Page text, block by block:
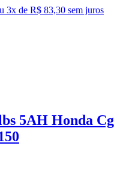
3x de R$ 83,30 sem juros
5AH Honda Cg